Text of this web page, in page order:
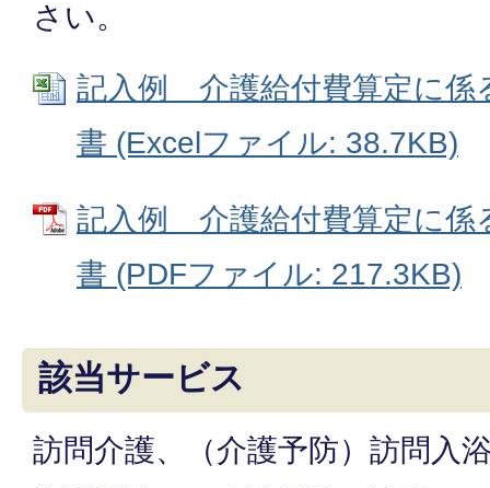
さい。
記入例 介護給付費算定に係
書 (Excelファイル: 38.7KB)
記入例 介護給付費算定に係
書 (PDFファイル: 217.3KB)
該当サービス
訪問介護、（介護予防）訪問入